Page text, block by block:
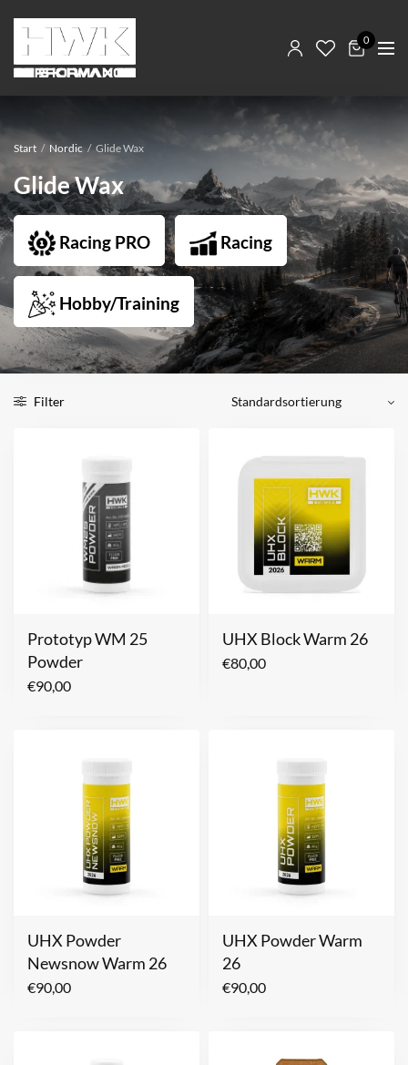
0
Start / Nordic / Glide Wax
Glide Wax
Racing PRO Racing
Hobby/Training
Filter
Prototyp WM 25
Powder
€90,00
UHX Block Warm 26
€80,00
UHX Powder
Newsnow Warm 26
€90,00
UHX Powder Warm
26
€90,00